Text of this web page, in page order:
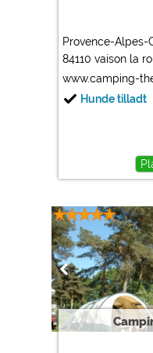
Provence-Alpes-
84110 vaison la
www.camping-
Hunde tilladt
https://policies.google.com/
Google AdSense
https://policies.google.com/
Cookieindstillingerne